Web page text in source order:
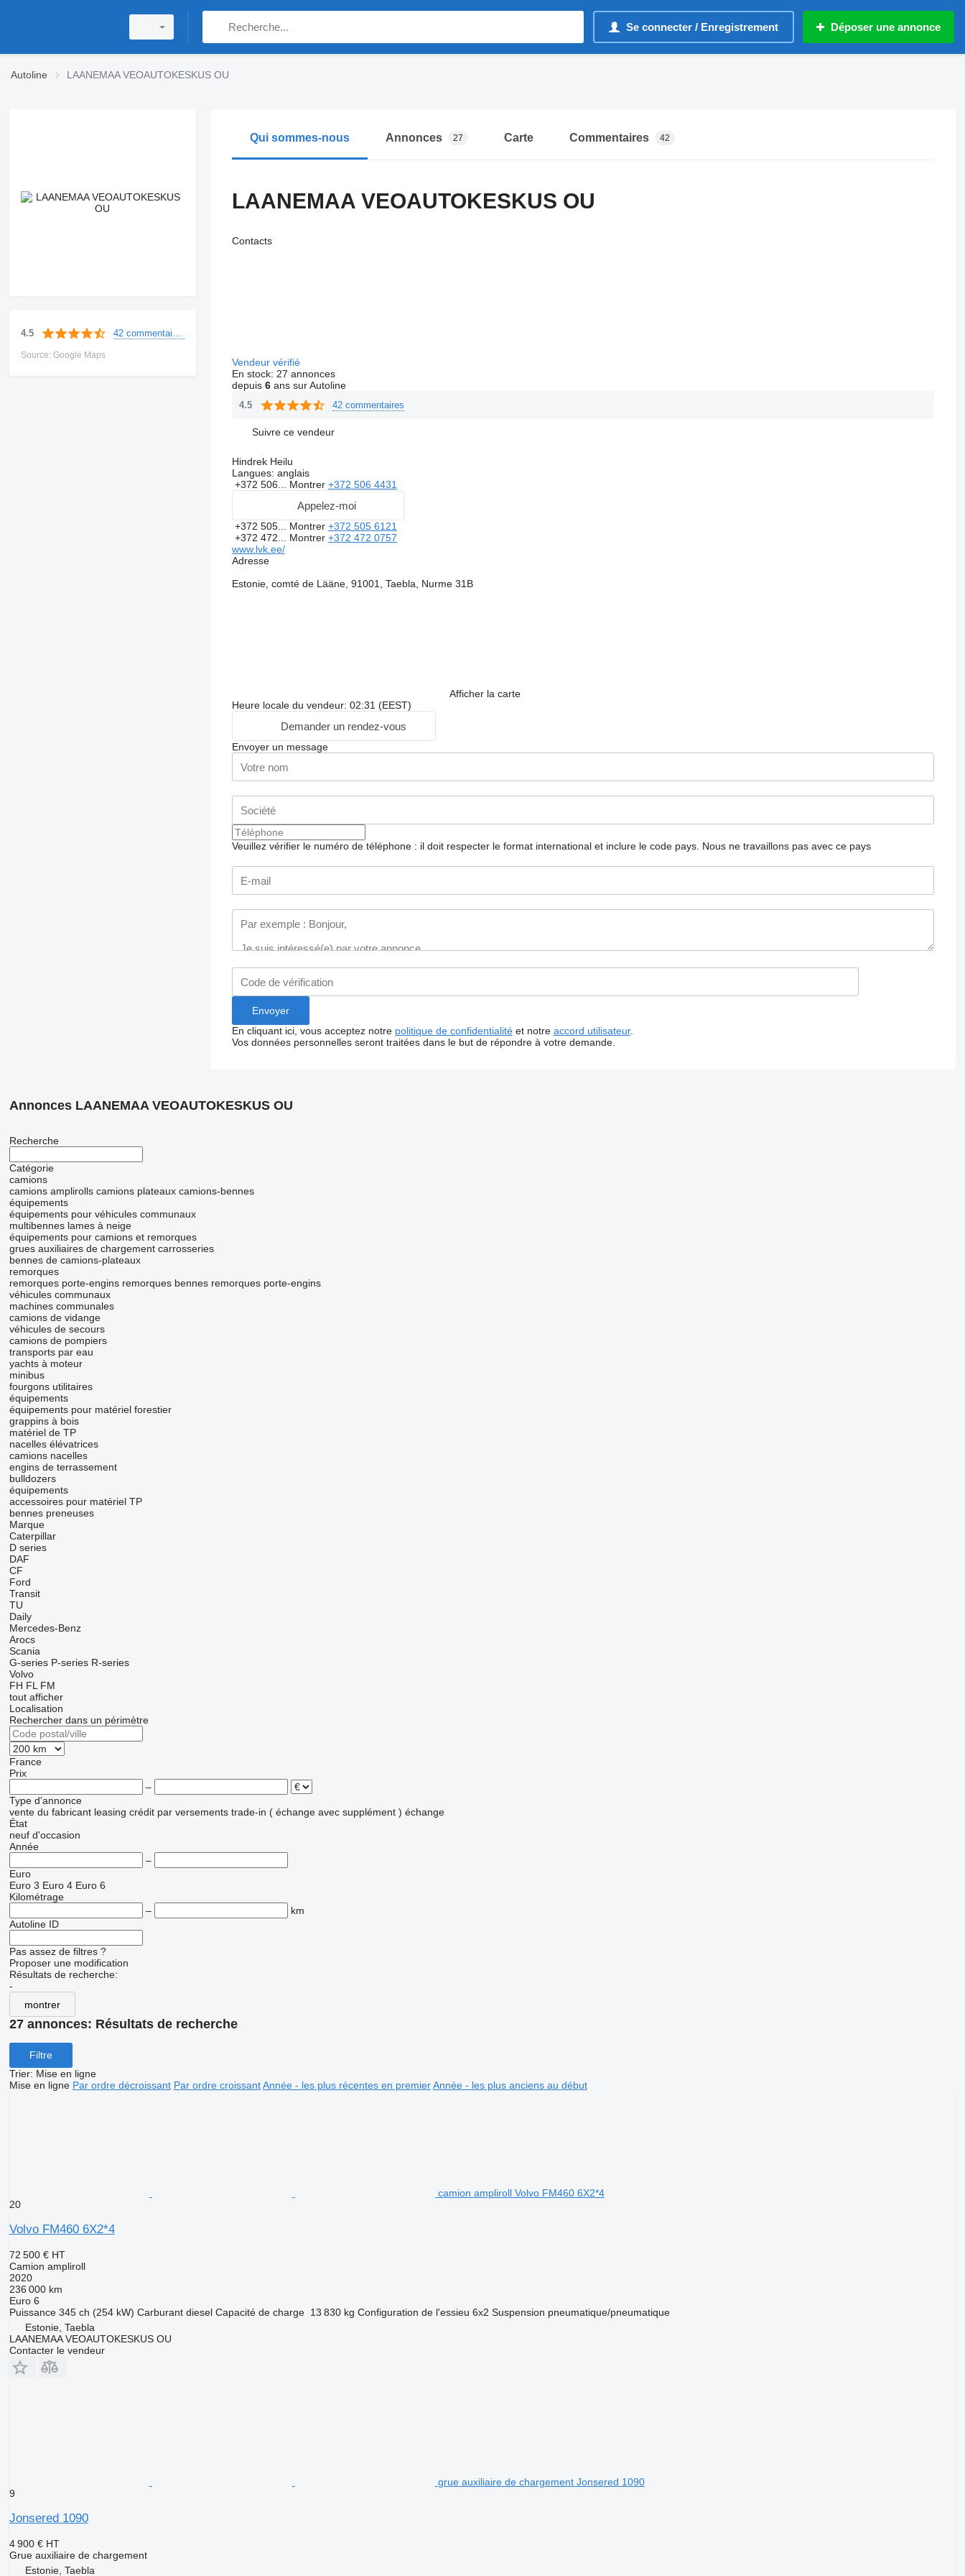
Se connecter / Enregistrement Déposer une annonce
Autoline LAANEMAA VEOAUTOKESKUS OU
4.5
Source: Google Maps
Qui sommes-nous Annonces 27 Carte Commentaires 42
LAANEMAA VEOAUTOKESKUS OU
Contacts
Vendeur vérifié
En stock: 27 annonces
depuis 6ans sur Autoline
4.5 42 commentaires
Suivre ce vendeur
Hindrek Heilu
Langues: anglais
+372 506... Montrer +372 506 4431
Appelez-moi
+372 505... Montrer +372 505 6121
+372 472... Montrer +372 472 0757
www.lvk.ee/
Adresse
Estonie, comté de Lääne, 91001, Taebla, Nurme 31B
Afficher la carte
Heure locale du vendeur: 02:31 (EEST)
Demander un rendez-vous
Envoyer un message
Veuillez vérifier le numéro de téléphone : il doit respecter le format international et inclure le code pays. Nous ne travaillons pas avec ce pays
En cliquant ici, vous acceptez notre politique de confidentialitéet notre accord utilisateur.
Vos données personnelles seront traitées dans le but de répondre à votre demande.
Annonces LAANEMAA VEOAUTOKESKUS OU
Recherche
Catégorie
camions
camions amplirolls camions plateaux camions-bennes
équipements
équipements pour véhicules communaux
multibennes lames à neige
équipements pour camions et remorques
grues auxiliaires de chargement carrosseries
bennes de camions-plateaux
remorques
remorques porte-engins remorques bennes remorques porte-engins
véhicules communaux
machines communales
camions de vidange
véhicules de secours
camions de pompiers
transports par eau
yachts à moteur
minibus
fourgons utilitaires
équipements
équipements pour matériel forestier
grappins à bois
matériel de TP
nacelles élévatrices
camions nacelles
engins de terrassement
bulldozers
équipements
accessoires pour matériel TP
bennes preneuses
Marque
Caterpillar
D series
DAF
CF
Ford
Transit
TU
Daily
Mercedes-Benz
Arocs
Scania
G-series P-series R-series
Volvo
FH FL FM
tout afficher
Localisation
Rechercher dans un périmètre
France
Prix
–
Type d'annonce
vente du fabricant leasing crédit par versements trade-in ( échange avec supplément ) échange
État
neuf d'occasion
Année
–
Euro
Euro 3 Euro 4 Euro 6
Kilométrage
–
km
Autoline ID
Pas assez de filtres ?
Proposer une modification
Résultats de recherche:
-
montrer
27 annonces: Résultats de recherche
Filtre
Trier: Mise en ligne
Mise en ligne Par ordre décroissant Par ordre croissant Année - les plus récentes en premier Année - les plus anciens au début
camion ampliroll Volvo FM460 6X2*4
20
Volvo FM460 6X2*4
72 500 € HT
Camion ampliroll
2020
236 000 km
Euro 6
Puissance 345 ch (254 kW) Carburant diesel Capacité de charge 13 830 kg Configuration de l'essieu 6x2 Suspension pneumatique/pneumatique
Estonie, Taebla
LAANEMAA VEOAUTOKESKUS OU
Contacter le vendeur
grue auxiliaire de chargement Jonsered 1090
9
Jonsered 1090
4 900 € HT
Grue auxiliaire de chargement
Estonie, Taebla